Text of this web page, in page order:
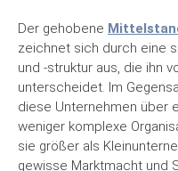
Der gehobene
zeichnet sich durch eine
und -struktur aus, die ihn
unterscheidet. Im
diese Unternehmen über
weniger komplexe
sie größer als
gewisse Marktmacht und